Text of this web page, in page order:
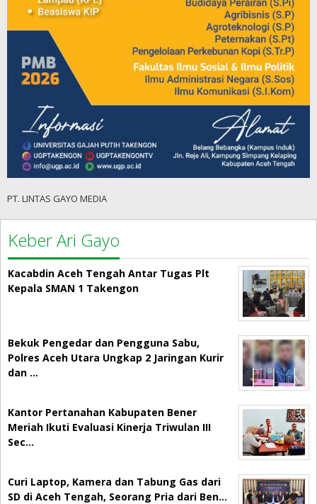
PT. LINTAS GAYO MEDIA
Keber Ari Gayo
Kacabdin Aceh Tengah Antar Tugas Plt
Kepala SMAN 1 Takengon
Bekuk Pengedar dan Pengguna Sabu,
Polres Aceh Utara Ungkap 2 Jaringan Kurir
dan …
Kantor Pertanahan Kabupaten Bener
Meriah Ikuti Evaluasi Kinerja Triwulan III
Sec…
Curi Laptop, Kamera dan Tabung Gas dari
SD di Aceh Tengah, Seorang Pria dari Ben…